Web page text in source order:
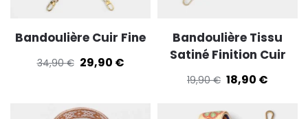
Bandoulière Cuir Fine
34,90€ 29,90 €
Bandoulière Tissu
Satiné Finition Cuir
19,90€ 18,90 €